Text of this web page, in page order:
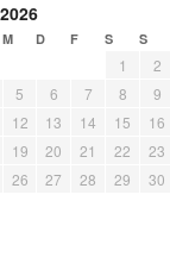
M D F S S
1
2
5 6 7 8
9
12 13 14 15
16
19 20 21 22
23
26 27 28 29
30